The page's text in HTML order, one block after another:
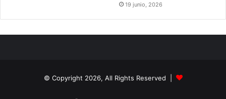
19 junio, 2026
© Copyright 2026, All Rights Reserved |